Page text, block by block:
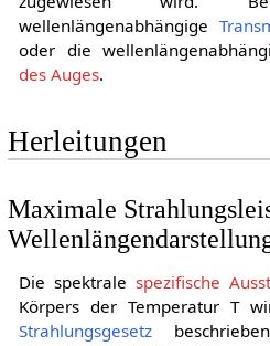
wellenlängenabhängige
oder die
des Auges.
Herleitungen
Maximale
Die spektrale spezifische
Körpers der Temperatur T
Strahlungsgesetz